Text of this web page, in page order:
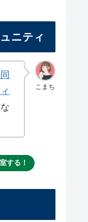
ニティ
こまち
する！